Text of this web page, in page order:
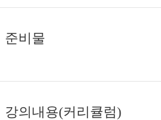
준비물
강의내용(커리큘럼)